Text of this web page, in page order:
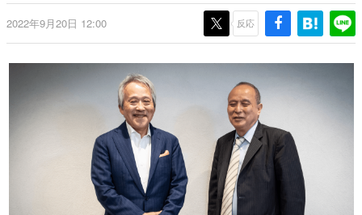
ゲーム世代の作家たち
ゲームに多大な影響を受けた作家さんに取材し、ゲームが
日本モバイルゲーム産業史
日本のモバイルゲーム史における主要なトピック・タイト
ルを網羅するほか、開発者へのインタビューや識者による
解説を掲載。約20年の歴史が一望できる決定版！
若ゲのいたり〜ゲームクリエイターの青春〜
『うつヌケ』『ペンと箸』等で知られるマンガ家・田中圭
一先生によるゲーム業界レポートマンガです。
2022年9月20日 12:00 反応